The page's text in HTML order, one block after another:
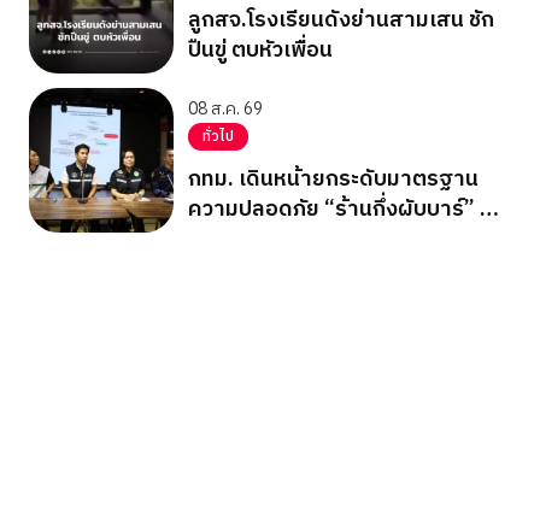
ลูกสจ.โรงเรียนดังย่านสามเสน ชัก
ปืนขู่ ตบหัวเพื่อน
08 ส.ค. 69
ทั่วไป
กทม. เดินหน้ายกระดับมาตรฐาน
ความปลอดภัย “ร้านกึ่งผับบาร์” ทั่ว